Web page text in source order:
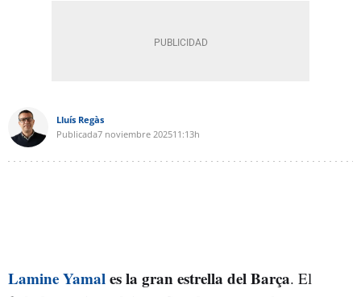
Lluís Regàs
Publicada7 noviembre 202511:13h
Lamine Yamales la gran estrella del Barça. El